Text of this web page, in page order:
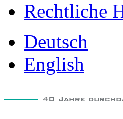
Rechtliche
Deutsch
English